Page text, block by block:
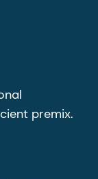
premix.